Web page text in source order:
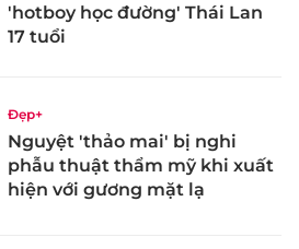
'hotboy học đường' Thái Lan
17 tuổi
Đẹp+
Nguyệt 'thảo mai' bị nghi
phẫu thuật thẩm mỹ khi xuất
hiện với gương mặt lạ